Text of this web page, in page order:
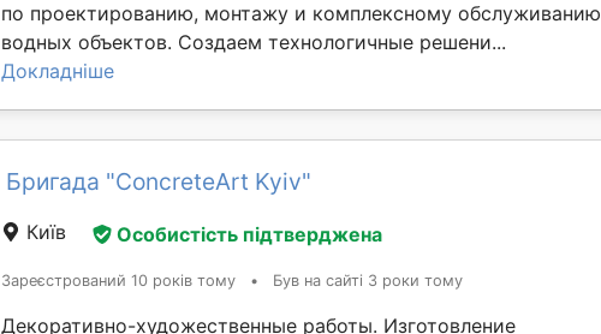
по проектированию, монтажу и комплексному обслуживанию
водных объектов. Создаем технологичные решени...
Докладніше
Бригада "ConcreteArt Kyiv"
Київ Особистість підтверджена
Зареєстрований 10 років тому • Був на сайті 3 роки тому
Декоративно-художественные работы. Изготовление